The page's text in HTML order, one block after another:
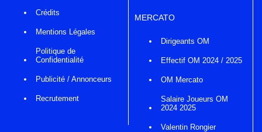
Crédits
Mentions Légales
Politique de
Confidentialité
Publicité / Annonceurs
Recrutement
MERCATO
Dirigeants OM
Effectif OM 2024 / 2025
OM Mercato
Salaire Joueurs OM
2024 2025
Valentin Rongier